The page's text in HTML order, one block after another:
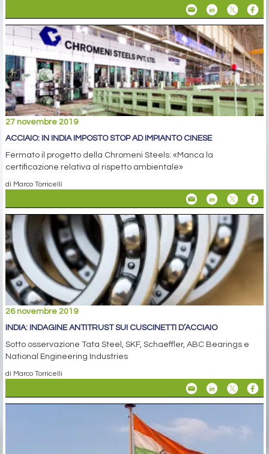
27 novembre 2019
ACCIAIO: IN INDIA IMPOSTO STOP AD IMPIANTO CINESE
Fermato il progetto della Chromeni Steels: «Manca la
certificazione relativa al rispetto ambientale»
di Marco Torricelli
26 novembre 2019
INDIA: INDAGINE ANTITRUST SUI CUSCINETTI D’ACCIAIO
Sotto osservazione Tata Steel, SKF, Schaeffler, ABC Bearings e
National Engineering Industries
di Marco Torricelli